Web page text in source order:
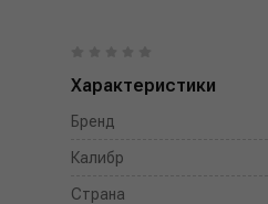
Характеристики
Бренд
Калибр
Страна